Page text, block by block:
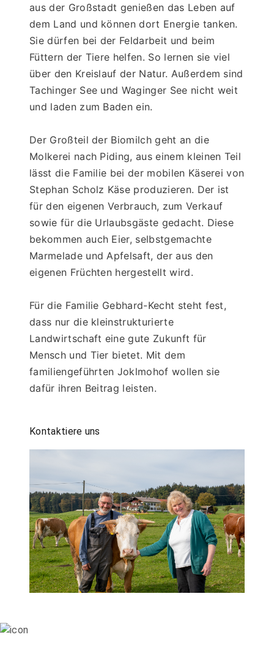
aus der Großstadt genießen das Leben auf
dem Land und können dort Energie tanken.
Sie dürfen bei der Feldarbeit und beim
Füttern der Tiere helfen. So lernen sie viel
über den Kreislauf der Natur. Außerdem sind
Tachinger See und Waginger See nicht weit
und laden zum Baden ein.
Der Großteil der Biomilch geht an die
Molkerei nach Piding, aus einem kleinen Teil
lässt die Familie bei der mobilen Käserei von
Stephan Scholz Käse produzieren. Der ist
für den eigenen Verbrauch, zum Verkauf
sowie für die Urlaubsgäste gedacht. Diese
bekommen auch Eier, selbstgemachte
Marmelade und Apfelsaft, der aus den
eigenen Früchten hergestellt wird.
Für die Familie Gebhard-Kecht steht fest,
dass nur die kleinstrukturierte
Landwirtschaft eine gute Zukunft für
Mensch und Tier bietet. Mit dem
familiengeführten Joklmohof wollen sie
dafür ihren Beitrag leisten.
Kontaktiere uns